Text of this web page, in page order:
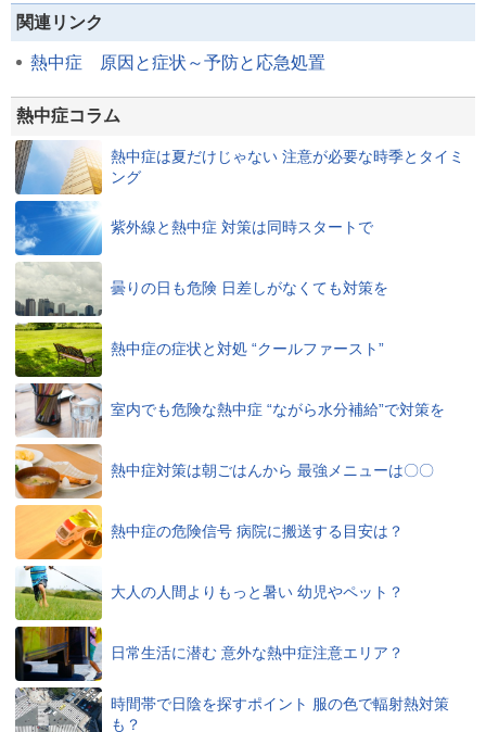
関連リンク
熱中症 原因と症状～予防と応急処置
熱中症コラム
熱中症は夏だけじゃない 注意が必要な時季とタイミ
ング
紫外線と熱中症 対策は同時スタートで
曇りの日も危険 日差しがなくても対策を
熱中症の症状と対処 “クールファースト”
室内でも危険な熱中症 “ながら水分補給”で対策を
熱中症対策は朝ごはんから 最強メニューは〇〇
熱中症の危険信号 病院に搬送する目安は？
大人の人間よりもっと暑い 幼児やペット？
日常生活に潜む 意外な熱中症注意エリア？
時間帯で日陰を探すポイント 服の色で輻射熱対策
も？